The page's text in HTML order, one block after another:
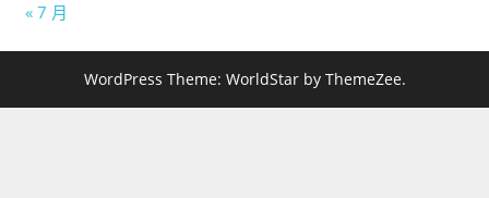
« 7 月
WordPress Theme: WorldStar by ThemeZee.